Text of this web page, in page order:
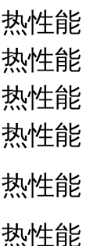
热性能
热性能
热性能
热性能
热性能
热性能